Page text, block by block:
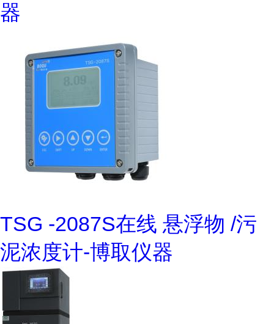
器
TSG -2087S在线 悬浮物 /污
泥浓度计-博取仪器